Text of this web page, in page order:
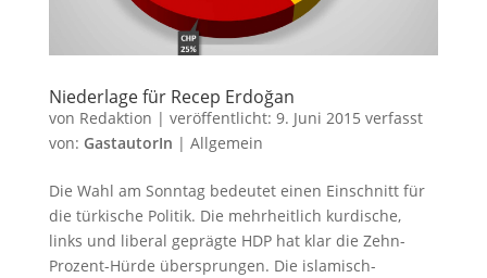
Niederlage für Recep Erdoğan
von Redaktion | veröffentlicht: 9. Juni 2015 verfasst
von: GastautorIn | Allgemein
Die Wahl am Sonntag bedeutet einen Einschnitt für
die türkische Politik. Die mehrheitlich kurdische,
links und liberal geprägte HDP hat klar die Zehn-
Prozent-Hürde übersprungen. Die islamisch-